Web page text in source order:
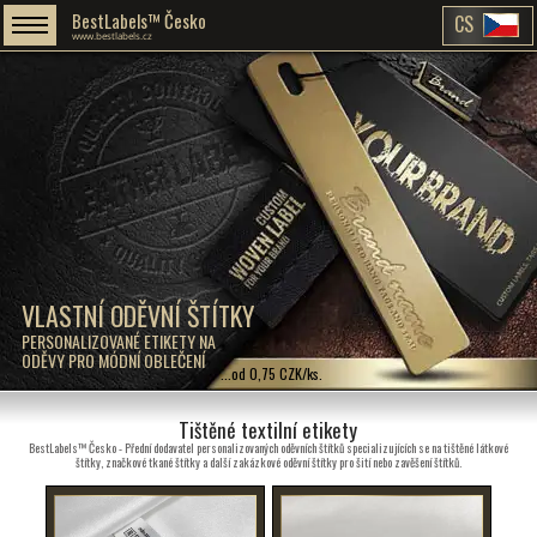
VLASTNÍ ODĚVNÍ ŠTÍTKY
PERSONALIZOVANÉ ETIKETY NA
ODĚVY PRO MÓDNÍ OBLEČENÍ
BestLabels™ Česko
www.bestlabels.cz CS
...od 0,75 CZK/ks.
Tištěné textilní etikety
BestLabels™ Česko - Přední dodavatel personalizovaných oděvních štítků specializujících se na tištěné látkové
štítky, značkové tkané štítky a další zakázkové oděvní štítky pro šití nebo zavěšení štítků.